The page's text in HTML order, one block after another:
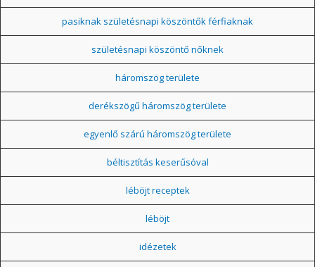
pasiknak születésnapi köszöntők férfiaknak
születésnapi köszöntő nőknek
háromszög területe
derékszögű háromszög területe
egyenlő szárú háromszög területe
béltisztítás keserűsóval
léböjt receptek
léböjt
idézetek